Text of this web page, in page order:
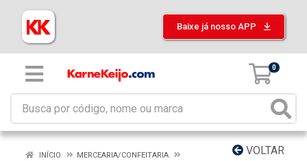
Baixe já nosso APP
0
VOLTAR
INÍCIO
MERCEARIA/CONFEITARIA